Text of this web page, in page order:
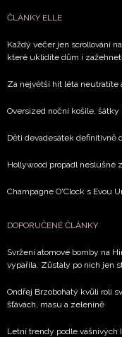
ČLÁNKY ELLE
Každý večer jen scrollování
které uklidíte dům i
Za největší hit léta neutratíte
Oversized noční košile, šátky
Děti devadesátek definitivně
Hollywood propadl neslušné
Champagne O'Clock s Evou
DOPORUČENÉ ČLÁNKY
Svržení atomové bomby na
vypařila. Zůstaly po nich jen
Ondřej Brzobohatý kvůli roli
šťávách, masu a zelenině
Letní trendy podle vášnivých